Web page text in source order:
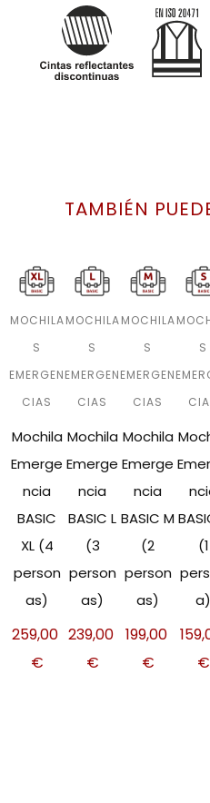
TAMBIÉN
MOCHILA
S
EMERGEN
CIAS
Mochila
Emerge
ncia
BASIC
XL (4
person
as)
259,00
€
MOCHILA
S
EMERGEN
CIAS
Mochila
Emerge
ncia
BASIC L
(3
person
as)
239,00
€
MOCHILA
S
EMERGEN
CIAS
Mochila
Emerge
ncia
BASIC M
(2
person
as)
199,00
€
S
(1
a)
€